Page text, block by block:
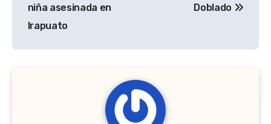
niña asesinada en
Irapuato
Doblado